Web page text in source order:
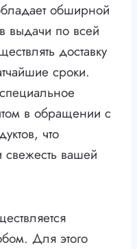
обширной
выдачи по всей
доставку
сроки.
в обращении с
что
свежесть вашей
Для этого